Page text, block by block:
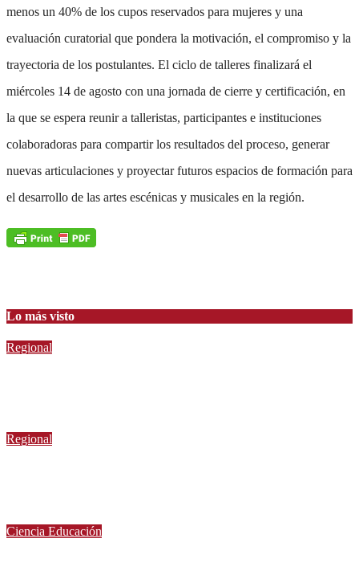
menos un 40% de los cupos reservados para mujeres y una
evaluación curatorial que pondera la motivación, el compromiso y la
trayectoria de los postulantes. El ciclo de talleres finalizará el
miércoles 14 de agosto con una jornada de cierre y certificación, en
la que se espera reunir a talleristas, participantes e instituciones
colaboradoras para compartir los resultados del proceso, generar
nuevas articulaciones y proyectar futuros espacios de formación para
el desarrollo de las artes escénicas y musicales en la región.
Lo más visto
Regional
Regional
Ciencia Educación